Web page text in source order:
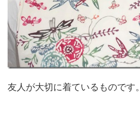
友人が大切に着ているものです。